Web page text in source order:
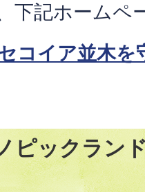
下記ホームペ
コイア並木を
ピックラン